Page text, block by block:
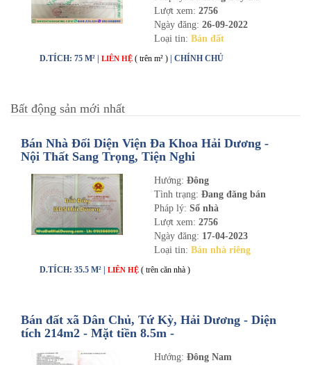
Lượt xem: 2756
Ngày đăng: 26-09-2022
Loại tin: Bán đất
D.TÍCH: 75 M² | LIÊN HỆ ( trên m² ) | CHÍNH CHỦ
Bất động sản mới nhất
Bán Nhà Đối Diện Viện Đa Khoa Hải Dương -
Nội Thất Sang Trọng, Tiện Nghi
Hướng: Đông
Tình trạng: Đang đăng bán
Pháp lý: Sổ nhà
Lượt xem: 2756
Ngày đăng: 17-04-2023
Loại tin: Bán nhà riêng
D.TÍCH: 35.5 M² | LIÊN HỆ ( trên căn nhà )
Bán đất xã Dân Chủ, Tứ Kỳ, Hải Dương - Diện
tích 214m2 - Mặt tiền 8.5m -
Hướng: Đông Nam